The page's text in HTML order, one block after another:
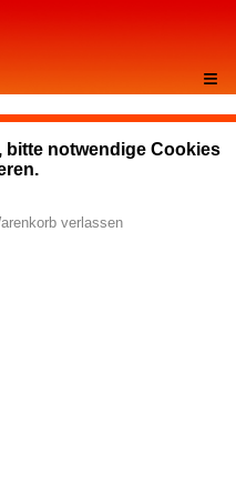
≡
bitte notwendige Cookies
verlassen